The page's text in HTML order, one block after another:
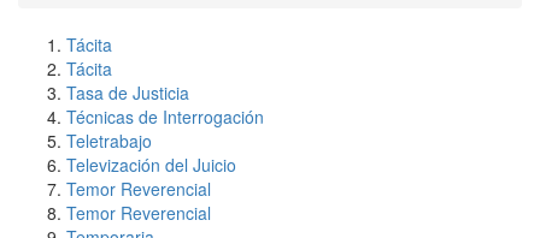
Tácita
Tácita
Tasa de Justicia
Técnicas de Interrogación
Teletrabajo
Televización del Juicio
Temor Reverencial
Temor Reverencial